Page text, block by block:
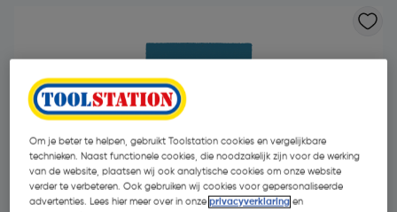
Om je beter te helpen, gebruikt Toolstation cookies en vergelijkbare
technieken. Naast functionele cookies, die noodzakelijk zijn voor de werking
van de website, plaatsen wij ook analytische cookies om onze website
verder te verbeteren. Ook gebruiken wij cookies voor gepersonaliseerde
advertenties. Lees hier meer over in onzeprivacyverklaring en